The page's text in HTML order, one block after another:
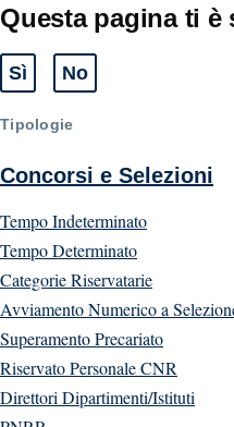
Questa pagina ti è
Sì
Tipologie
Concorsi e Selezioni
Tempo Indeterminato
Tempo Determinato
Categorie Riservatarie
Avviamento Numerico a
Superamento Precariato
Riservato Personale CNR
Direttori Dipartimenti/Istituti